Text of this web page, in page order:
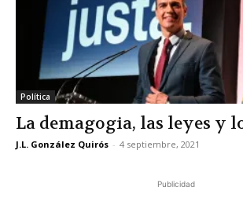
Política
La demagogia, las leyes y
J.L. González Quirós - 4 septiembre, 2021
Publicidad